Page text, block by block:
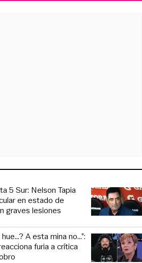
5 Sur: Nelson Tapia
en estado de
graves lesiones
A esta mina no...”:
furia a crítica